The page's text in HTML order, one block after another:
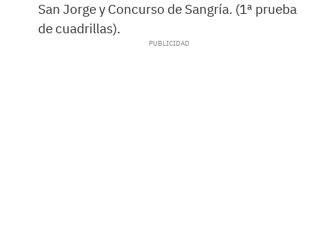
San Jorge y Concurso de Sangría. (1ª prueba
de cuadrillas).